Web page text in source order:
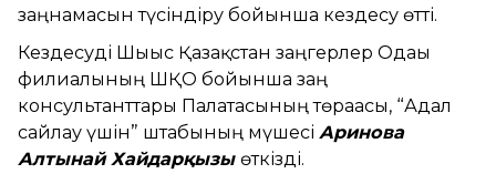
заңнамасын түсіндіру бойынша кездесу өтті.
Кездесуді Шығыс Қазақстан заңгерлер Одағы
филиалының ШҚО бойынша заң
консультанттары Палатасының төрағасы, “Адал
сайлау үшін” штабының мүшесі Аринова
Алтынай Хайдарқызы өткізді.